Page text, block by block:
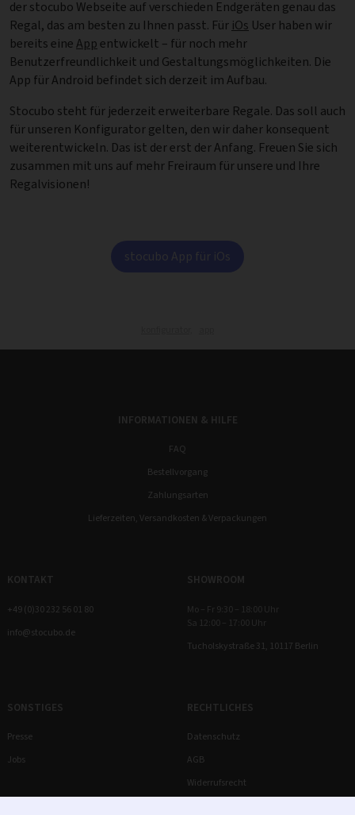
der stocubo Webseite auf verschieden Endgeräten genau das
Regal, das am besten zu Ihnen passt. Für iOs User haben wir
bereits eineAppentwickelt – für noch mehr
Benutzerfreundlichkeit und Gestaltungsmöglichkeiten. Die
App für Android befindet sich derzeit im Aufbau.
Stocubo steht für jederzeit erweiterbare Regale. Das soll auch
für unseren Konfigurator gelten, den wir daher konsequent
weiterentwickeln. Das ist der erst der Anfang. Freuen Sie sich
zusammen mit uns auf mehr Freiraum für unsere und Ihre
Regalvisionen!
stocubo App für iOs
INFORMATIONEN & HILFE
FAQ
Bestellvorgang
Zahlungsarten
Lieferzeiten, Versandkosten & Verpackungen
KONTAKT
+49 (0)30 232 56 01 80
info@stocubo.de
SHOWROOM
Mo – Fr 9:30 – 18:00 Uhr
Sa 12:00 – 17:00 Uhr
Tucholskystraße 31, 10117 Berlin
SONSTIGES
Presse
Jobs
RECHTLICHES
Datenschutz
AGB
Widerrufsrecht